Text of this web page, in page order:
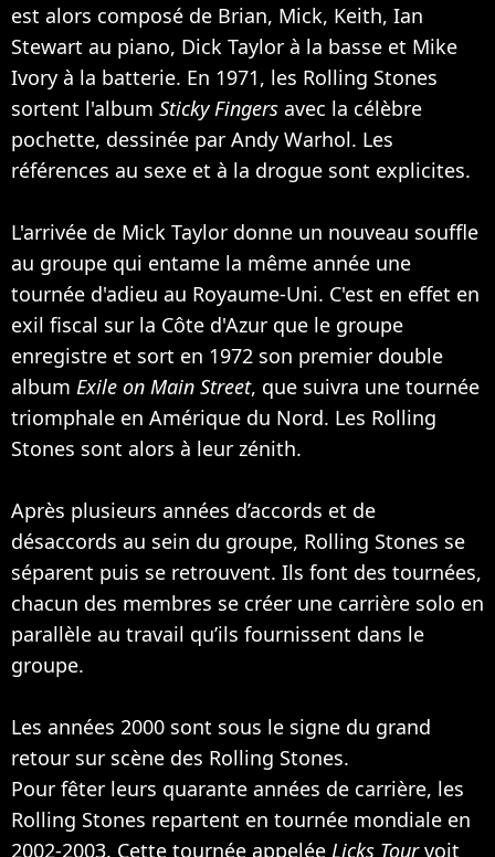
est alors composé de Brian, Mick, Keith, Ian
Stewart au piano, Dick Taylor à la basse et Mike
Ivory à la batterie. En 1971, les Rolling Stones
sortent l'album Sticky Fingers avec la célèbre
pochette, dessinée par Andy Warhol. Les
références au sexe et à la drogue sont explicites.
L'arrivée de Mick Taylor donne un nouveau souffle
au groupe qui entame la même année une
tournée d'adieu au Royaume-Uni. C'est en effet en
exil fiscal sur la Côte d'Azur que le groupe
enregistre et sort en 1972 son premier double
album Exile on Main Street, que suivra une tournée
triomphale en Amérique du Nord. Les Rolling
Stones sont alors à leur zénith.
Après plusieurs années d’accords et de
désaccords au sein du groupe, Rolling Stones se
séparent puis se retrouvent. Ils font des tournées,
chacun des membres se créer une carrière solo en
parallèle au travail qu’ils fournissent dans le
groupe.
Les années 2000 sont sous le signe du grand
retour sur scène des Rolling Stones.
Pour fêter leurs quarante années de carrière, les
Rolling Stones repartent en tournée mondiale en
2002-2003. Cette tournée appelée Licks Tourvoit